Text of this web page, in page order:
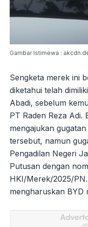
Gambar Istimewa :
Sengketa merek ini
diketahui telah
Abadi, sebelum
PT Raden Reza Adi.
mengajukan
tersebut, namun
Pengadilan Negeri
Putusan dengan
HKI/Merek/2025/
mengharuskan BYD